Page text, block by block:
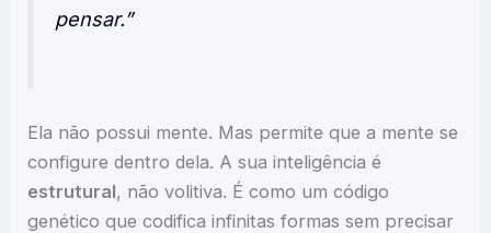
pensar.”
Ela não possui mente. Mas permite que a mente se
configure dentro dela. A sua inteligência é
estrutural, não volitiva. É como um código
genético que codifica infinitas formas sem precisar